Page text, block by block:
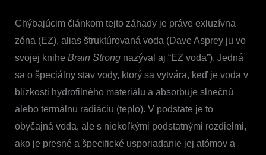
Chýbajúcim článkom tejto záhady je práve exluzívna
zóna (EZ), alias štruktúrovaná voda (Dave Asprey ju vo
svojej knihe Brain Strongnazýval aj “EZ voda”). Jedná
sa o špeciálny stav vody, ktorý sa vytvára, keď je voda v
blízkosti hydrofilného materiálu a absorbuje slnečnú
alebo termálnu radiáciu (teplo). V podstate je to
obyčajná voda, ale s niekoľkými podstatnými rozdielmi,
ako je presné a špecifické usporiadanie jej atómov a